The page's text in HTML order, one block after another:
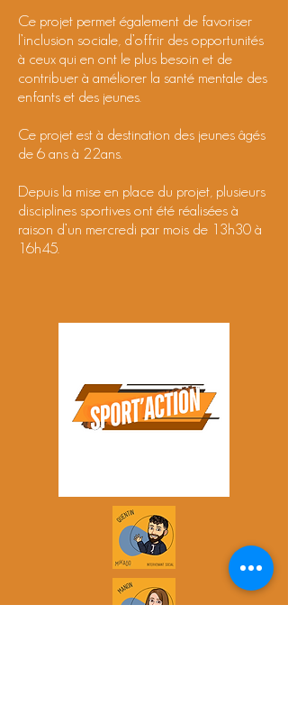
Ce projet permet également de favoriser
l’inclusion sociale, d’offrir des opportunités
à ceux qui en ont le plus besoin et de
contribuer à améliorer la santé mentale des
enfants et des jeunes.
Ce projet est à destination des jeunes âgés
de 6 ans à 22ans.
Depuis la mise en place du projet, plusieurs
disciplines sportives ont été réalisées à
raison d’un mercredi par mois de 13h30 à
16h45.